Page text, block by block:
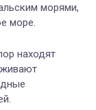
морями,
море.
находят